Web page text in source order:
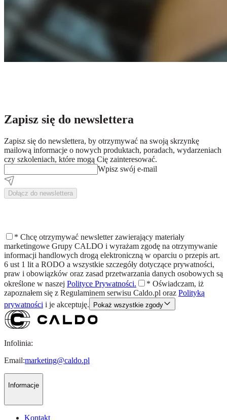
Zapisz się do newslettera
Zapisz się do newslettera, by otrzymywać na swoją skrzynkę
mailową informacje o nowych produktach, poradach, wydarzeniach
czy szkoleniach, które mogą Cię zainteresować.
Wpisz swój e-mail
Dołącz do newslettera
* Chcę otrzymywać newsletter zawierający materiały
marketingowe Grupy CALDO i wyrażam zgodę na otrzymywanie
informacji handlowych drogą elektroniczną w oparciu o przepis art.
6 ust 1 lit a RODO a wszystkie szczegóły dotyczące prywatności,
praw i obowiązków oraz zasad przetwarzania danych osobowych są
określone w naszej Polityce Prywatności. * Oświadczam, iż
zapoznałem się z Regulaminem serwisu Caldo.pl oraz Polityką
prywatności i je akceptuję. Pokaż wszystkie zgody
Infolinia:
Email:marketing@caldo.pl
Informacje
Kontakt